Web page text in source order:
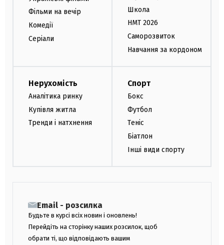
Фільми на вечір
Комедії
Серіали
Школа
НМТ 2026
Саморозвиток
Навчання за кордоном
Нерухомість
Аналітика ринку
Купівля житла
Тренди і натхнення
Спорт
Бокс
Футбол
Теніс
Біатлон
Інші види спорту
Email - розсилка
Будьте в курсі всіх новин і оновлень!
Перейдіть на сторінку наших розсилок, щоб
обрати ті, що відповідають вашим